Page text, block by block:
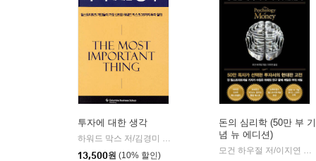
투자에 대한 생각
하워드 막스 저/김경미 역
13,500원 (10% 할인)
돈의 심리학 (50만 부 기
념 뉴 에디션)
모건 하우절 저/이지연 역